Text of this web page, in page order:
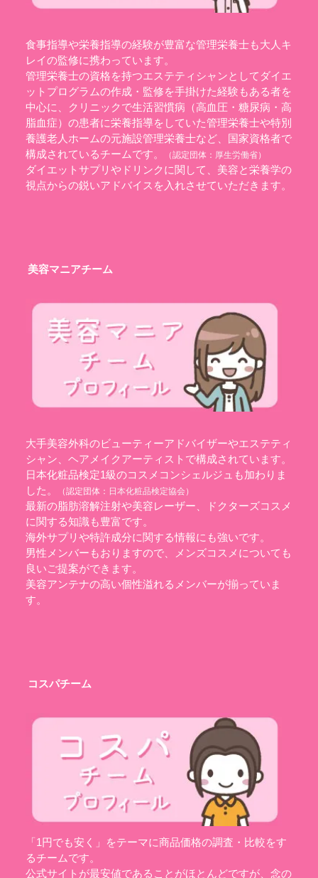
食事指導や栄養指導の経験が豊富な管理栄養士も大人キ
レイの監修に携わっています。
管理栄養士の資格を持つエステティシャンとしてダイエ
ットプログラムの作成・監修を手掛けた経験もある者を
中心に、クリニックで生活習慣病（高血圧・糖尿病・高
脂血症）の患者に栄養指導をしていた管理栄養士や特別
養護老人ホームの元施設管理栄養士など、国家資格者で
構成されているチームです。
（認定団体： 厚生労働省）
ダイエットサプリやドリンクに関して、美容と栄養学の
視点からの鋭いアドバイスを入れさせていただきます。
美容マニアチーム
大手美容外科のビューティーアドバイザーやエステティ
シャン、ヘアメイクアーティストで構成されています。
日本化粧品検定1級のコスメコンシェルジュも加わりま
した。
（認定団体： 日本化粧品検定協会）
最新の脂肪溶解注射や美容レーザー、ドクターズコスメ
に関する知識も豊富です。
海外サプリや特許成分に関する情報にも強いです。
男性メンバーもおりますので、メンズコスメについても
良いご提案ができます。
美容アンテナの高い個性溢れるメンバーが揃っていま
す。
コスパチーム
「1円でも安く」をテーマに商品価格の調査・比較をす
るチームです。
公式サイトが最安値であることがほとんどですが、念の